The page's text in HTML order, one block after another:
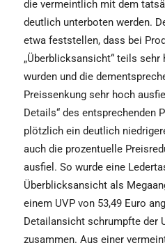
die vermeintlich mit dem
deutlich unterboten werden.
etwa feststellen, dass bei
„Überblicksansicht“ teils sehr
wurden und die
Preissenkung sehr hoch
Details“ des entsprechenden
plötzlich ein deutlich
auch die prozentuelle
ausfiel. So wurde eine
Überblicksansicht als
einem UVP von 53,49 Euro
Detailansicht schrumpfte der
zusammen. Aus einer